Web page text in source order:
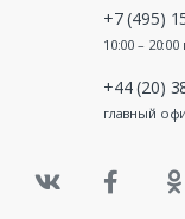
+7 (495)
10:00 –
+44 (20)
главный